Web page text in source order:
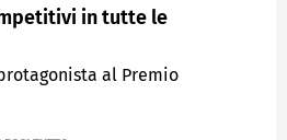
in tutte le
al Premio